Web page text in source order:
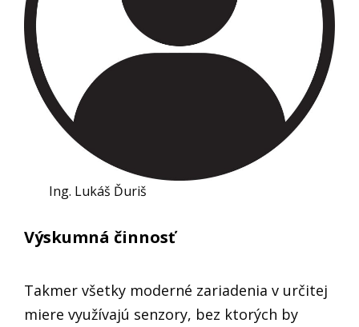
Ing. Lukáš Ďuriš
Výskumná činnosť
Takmer všetky moderné zariadenia v určitej
miere využívajú senzory, bez ktorých by